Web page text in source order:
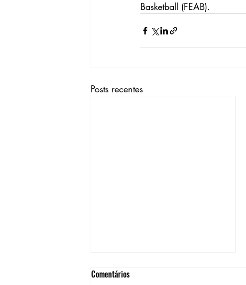
Basketball (FEAB).
Posts recentes
Comentários